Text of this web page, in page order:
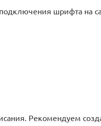
шрифта на
Рекомендуем